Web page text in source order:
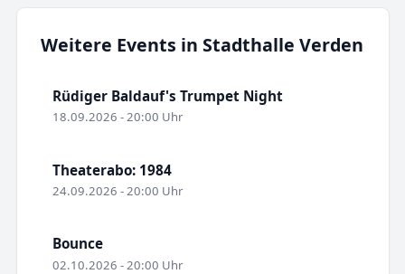
Weitere Events in Stadthalle Verden
Rüdiger Baldauf's Trumpet Night
18.09.2026 - 20:00 Uhr
Theaterabo: 1984
24.09.2026 - 20:00 Uhr
Bounce
02.10.2026 - 20:00 Uhr